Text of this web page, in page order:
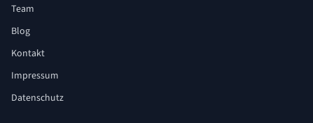
Team
Blog
Kontakt
Impressum
Datenschutz